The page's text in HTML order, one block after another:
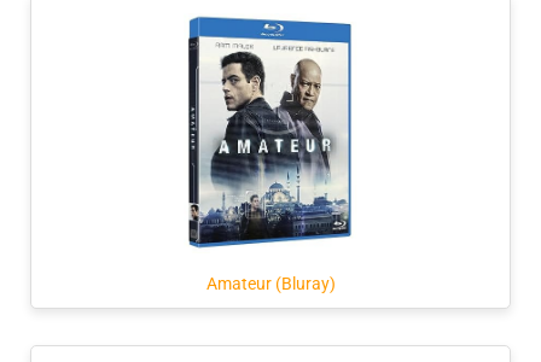
Amateur (Bluray)